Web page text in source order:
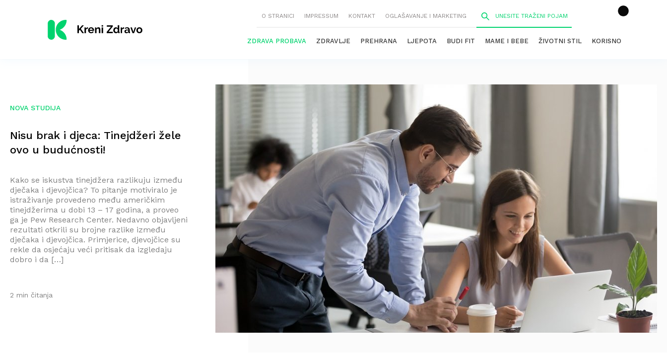
O STRANICI IMPRESSUM KONTAKT OGLAŠAVANJE I MARKETING
ZDRAVA PROBAVA ZDRAVLJE PREHRANA LJEPOTA BUDI FIT MAME I BEBE ŽIVOTNI STIL KORISNO
NOVA STUDIJA
Nisu brak i djeca: Tinejdžeri žele
ovo u budućnosti!
Kako se iskustva tinejdžera razlikuju između
dječaka i djevojčica? To pitanje motiviralo je
istraživanje provedeno među američkim
tinejdžerima u dobi 13 – 17 godina, a proveo
ga je Pew Research Center. Nedavno objavljeni
rezultati otkrili su brojne razlike između
dječaka i djevojčica. Primjerice, djevojčice su
rekle da osjećaju veći pritisak da izgledaju
dobro i da […]
2 min čitanja